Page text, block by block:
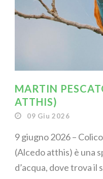
MARTIN
ATTHIS)
09 Giu 2026
9 giugno 2026 –
(Alcedo atthis) è una
d’acqua, dove trova